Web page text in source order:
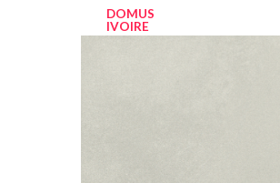
DOMUS
IVOIRE